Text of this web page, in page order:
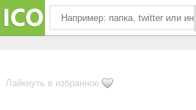
Лайкнуть в избранное